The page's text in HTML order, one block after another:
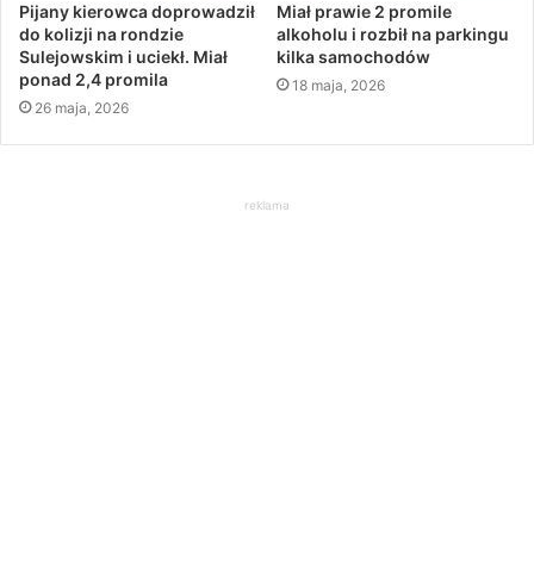
Pijany kierowca doprowadził
do kolizji na rondzie
Sulejowskim i uciekł. Miał
ponad 2,4 promila
26 maja, 2026
Miał prawie 2 promile
alkoholu i rozbił na parkingu
kilka samochodów
18 maja, 2026
reklama